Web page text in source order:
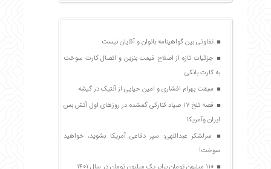
تفاوتی بین گواهینامه بانوان و آقایان نیست
جزئیات تازه از اصلاح قیمت بنزین و اتصال کارت سوخت
به کارت بانکی
سبقت بهرام افشاری و امین حیایی از آنتیک در گیشه
قصه تلخ ۱۷ صیاد کنارکی گمشده در روزهای اول آتش بس
ایران وآمریکا
سرلشکر عبداللهی: سپر دفاعی آمریکا بشوید، خواهید
سوخت!